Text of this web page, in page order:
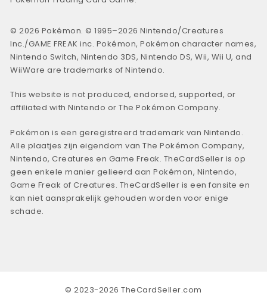
© 2026 Pokémon. © 1995–2026 Nintendo/Creatures
Inc./GAME FREAK inc. Pokémon, Pokémon character names,
Nintendo Switch, Nintendo 3DS, Nintendo DS, Wii, Wii U, and
WiiWare are trademarks of Nintendo.
This website is not produced, endorsed, supported, or
affiliated with Nintendo or The Pokémon Company.
Pokémon is een geregistreerd trademark van Nintendo.
Alle plaatjes zijn eigendom van The Pokémon Company,
Nintendo, Creatures en Game Freak. TheCardSeller is op
geen enkele manier gelieerd aan Pokémon, Nintendo,
Game Freak of Creatures. TheCardSeller is een fansite en
kan niet aansprakelijk gehouden worden voor enige
schade.
© 2023-2026 TheCardSeller.com